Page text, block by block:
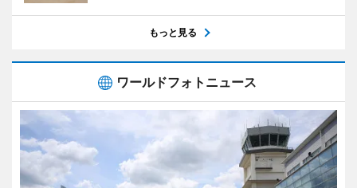
もっと見る
ワールドフォトニュース